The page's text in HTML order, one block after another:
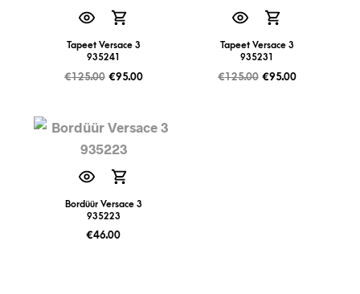
Tapeet Versace 3
935241
€125.00 €95.00
Tapeet Versace 3
935231
€125.00 €95.00
Bordüür Versace 3
935223
€46.00